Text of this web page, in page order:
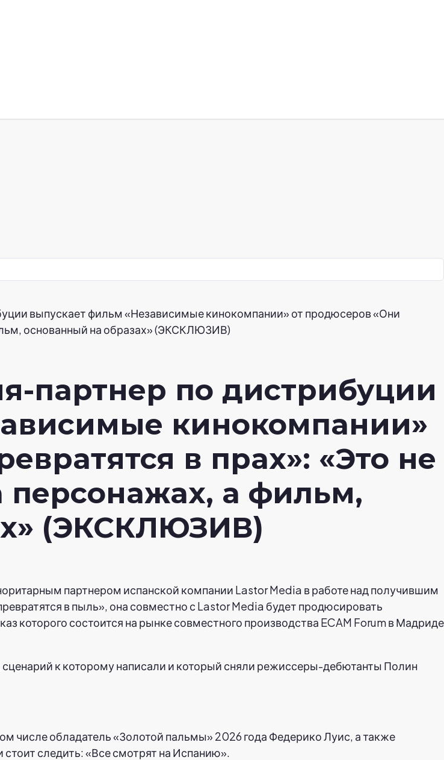
выпускает фильм «Независимые кинокомпании» от продюсеров «Они
основанный на образах» (ЭКСКЛЮЗИВ)
партнер по дистрибуции
кинокомпании»
в прах»: «Это не
а фильм,
(ЭКСКЛЮЗИВ)
партнером испанской компании Lastor Media в работе над получившим
в пыль», она совместно с Lastor Media будет продюсировать
которого состоится на рынке совместного производства ECAM Forum в Мадриде
к которому написали и который сняли режиссеры-дебютанты Полин
числе обладатель «Золотой пальмы» 2026 года Федерико Луис, а также
следить: «Все смотрят на Испанию».